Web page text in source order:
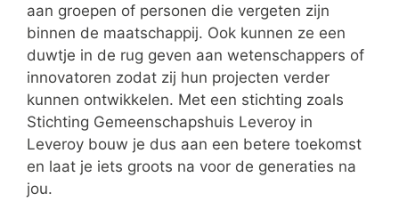
aan groepen of personen die vergeten zijn
binnen de maatschappij. Ook kunnen ze een
duwtje in de rug geven aan wetenschappers of
innovatoren zodat zij hun projecten verder
kunnen ontwikkelen. Met een stichting zoals
Stichting Gemeenschapshuis Leveroy in
Leveroy bouw je dus aan een betere toekomst
en laat je iets groots na voor de generaties na
jou.